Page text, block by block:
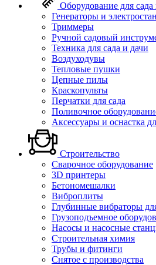
Оборудование для сада
Генераторы и
Триммеры
Ручной садовый
Техника для сада и дачи
Воздуходувы
Тепловые пушки
Цепные пилы
Краскопульты
Перчатки для сада
Поливочное
Аксессуары и оснастка
Строительство
Сварочное оборудование
3D принтеры
Бетономешалки
Виброплиты
Глубинные вибраторы
Грузоподъемное
Насосы и насосные
Строительная химия
Трубы и фитинги
Снятое с производства